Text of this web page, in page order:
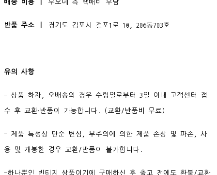
배송 비용 ㅣ 무오데 측 택배비 부담
반품 주소 ㅣ 경기도 김포시 걸포1로 10, 206동703호
유의 사항
- 상품 하자, 오배송의 경우 수령일로부터 3일 이내 고객센터 접
수 후 교환∙반품이 가능합니다. (교환/반품비 무료)
- 제품 특성상 단순 변심, 부주의에 의한 제품 손상 및 파손, 사
용 및 개봉한 경우 교환/반품이 불가합니다.
-하나뿐인 빈티지 상품이기에 구매하신 후 출고 전에도 환불/교환